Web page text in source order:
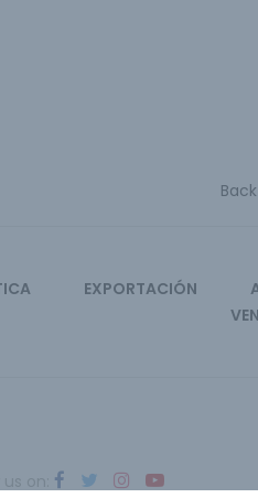
EXPORTACIÓN